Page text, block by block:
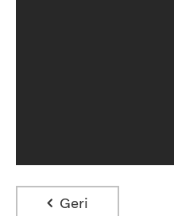
Geri